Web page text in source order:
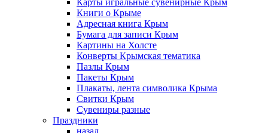
Карты игральные сувенирные Крым
Книги о Крыме
Адресная книга Крым
Бумага для записи Крым
Картины на Холсте
Конверты Крымская тематика
Пазлы Крым
Пакеты Крым
Плакаты, лента символика Крыма
Свитки Крым
Сувениры разные
Праздники
назад